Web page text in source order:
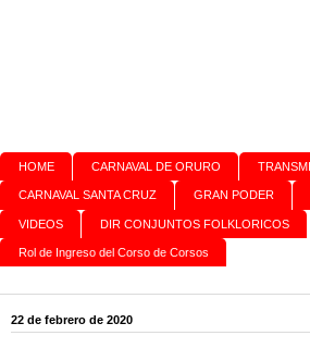
HOME CARNAVAL DE ORURO
CARNAVAL SANTA CRUZ GRAN PODER
VIDEOS DIR CONJUNTOS FOLKLORICOS
Rol de Ingreso del Corso de Corsos
22 de febrero de 2020